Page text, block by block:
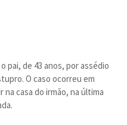
pai, de 43 anos, por assédio
O caso ocorreu em
na casa do irmão, na última